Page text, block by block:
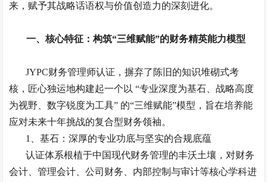
来，赋予其战略话语权与价值创造力的深刻进化。
一、核心特征：构筑“三维赋能”的财务精英能力模型
JYPC财务管理师认证，摒弃了陈旧的知识堆砌式考
核，匠心独运地构建起一个以 “专业深度为基石、战略高度
为视野、数字锐度为工具” 的“三维赋能”模型，旨在培养能
应对未来十年挑战的复合型财务领袖。
1、基石：深厚的专业功底与坚实的合规底蕴
认证体系根植于中国现代财务管理的丰沃土壤，对财务
会计、管理会计、公司财务、内部控制与审计等核心学科进